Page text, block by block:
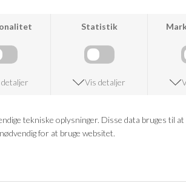
ANDRE KØBTE OGSÅ